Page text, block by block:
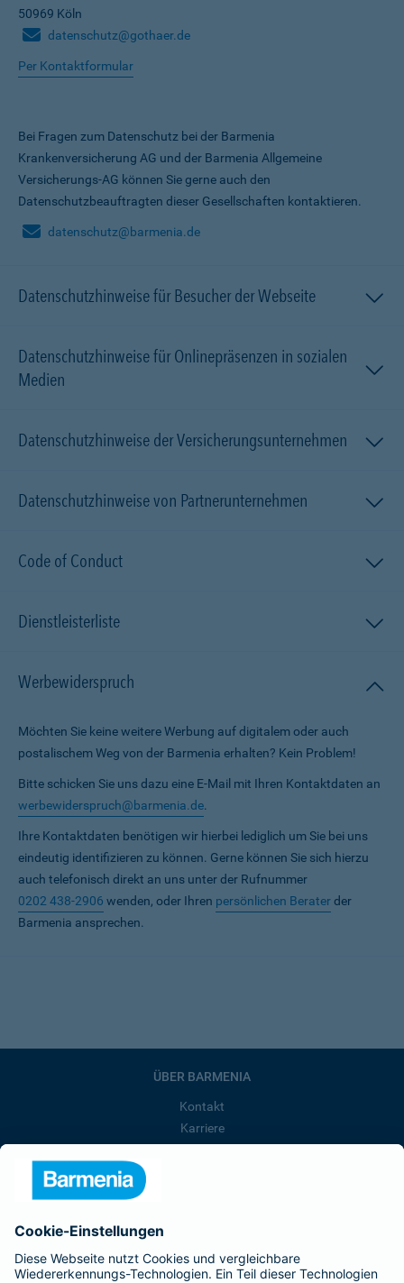
50969 Köln
datenschutz@gothaer.de
Per Kontaktformular
Bei Fragen zum Datenschutz bei der Barmenia
Krankenversicherung AG und der Barmenia Allgemeine
Versicherungs-AG können Sie gerne auch den
Datenschutzbeauftragten dieser Gesellschaften kontaktieren.
datenschutz@barmenia.de
Datenschutzhinweise für Besucher der Webseite
Datenschutzhinweise für Onlinepräsenzen in sozialen
Medien
Datenschutzhinweise der Versicherungsunternehmen
Datenschutzhinweise von Partnerunternehmen
Code of Conduct
Dienstleisterliste
Werbewiderspruch
Möchten Sie keine weitere Werbung auf digitalem oder auch
postalischem Weg von der Barmenia erhalten? Kein Problem!
Bitte schicken Sie uns dazu eine E-Mail mit Ihren Kontaktdaten an
werbewiderspruch@barmenia.de.
Ihre Kontaktdaten benötigen wir hierbei lediglich um Sie bei uns
eindeutig identifizieren zu können. Gerne können Sie sich hierzu
auch telefonisch direkt an uns unter der Rufnummer
0202 438-2906 wenden, oder Ihren persönlichen Beraterder
Barmenia ansprechen.
ÜBER BARMENIA
Kontakt
Karriere
Barmenia ist Teil der BarmeniaGothaer
BELIEBTE SEITEN